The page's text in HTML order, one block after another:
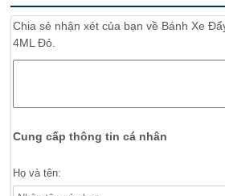
Chia sẻ nhận xét của bạn về Bánh Xe
4ML Đỏ.
Cung cấp thông tin cá nhân
Họ và tên: